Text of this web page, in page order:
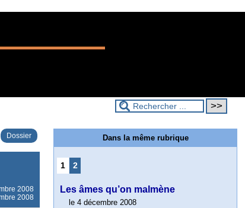
Dossier
2008
2008
Dans la même rubrique
1 2
Les âmes qu’on malmène
le 4 décembre 2008